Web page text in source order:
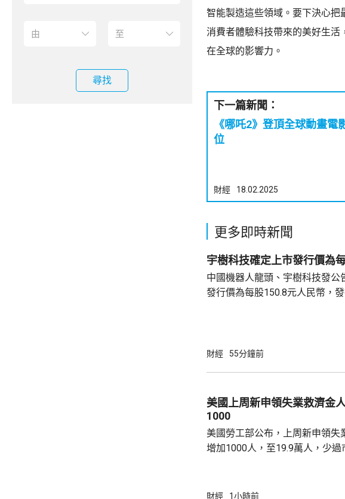
尋找
智能製造這些領域。要下決心
消費者體驗科技帶來的美好生
在全球的影響力。
下一篇新聞：
《哪吒2》登頂全球動畫電
位
財經 18.02.2025
更多即時新聞
宇樹科技確定上市發行價為
中國機器人龍頭、宇樹科技發公
發行價為每股150.8元人民幣，發
開發行新股4040多萬股，擬發行
戰略配售數量約為809萬股。發
樹科技總股本...
財經 55分鐘前
美國上周新申領失業救濟金
1000
美國勞工部公布，上周新申領失
增加1000人，至19.9萬人，少過
19.8萬。
財經 1小時前